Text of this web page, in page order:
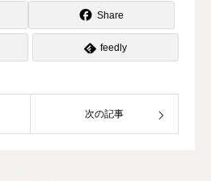
Share
feedly
次の記事